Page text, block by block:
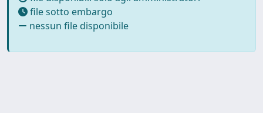
file sotto embargo
nessun file disponibile